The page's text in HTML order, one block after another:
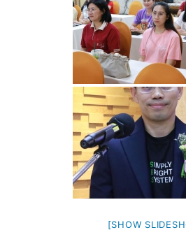
[SHOW